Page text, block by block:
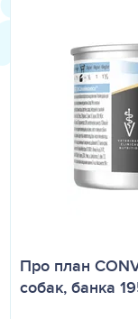
Про план
собак, банка